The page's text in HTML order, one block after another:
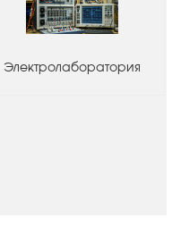
Электролаборатория